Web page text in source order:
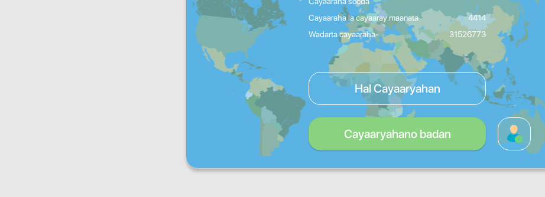
Cayaaraha la cayaaray maanata
4414
Wadarta cayaaraha
31526773
Hal Cayaaryahan
Cayaaryahano badan